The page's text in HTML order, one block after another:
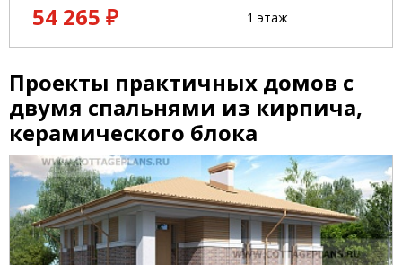
54 265 ₽
1 этаж
Проекты практичных домов с
двумя спальнями из кирпича,
керамического блока